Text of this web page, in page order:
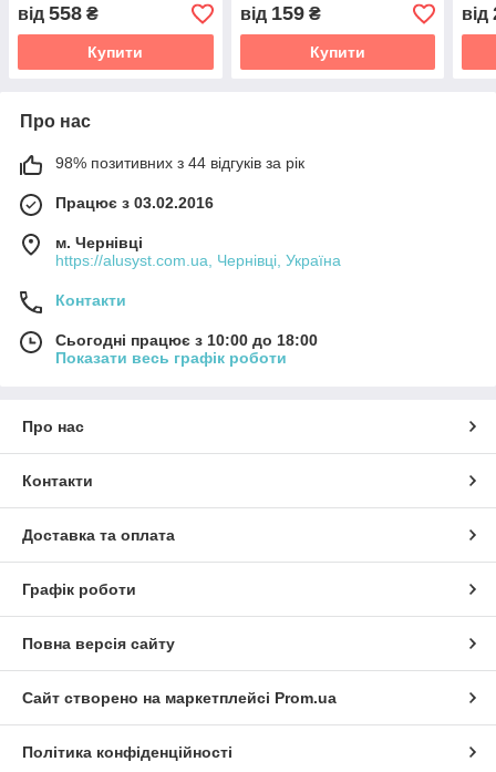
від 558 ₴
Купити
від 159₴
Купити
від
Про нас
98% позитивних з 44 відгуків за рік
Працює з 03.02.2016
м. Чернівці
https://alusyst.com.ua, Чернівці, Україна
Контакти
Сьогодні працює з 10:00 до 18:00
Показати весь графік роботи
Про нас
Контакти
Доставка та оплата
Графік роботи
Повна версія сайту
Сайт створено на маркетплейсі Prom.ua
Політика конфіденційності